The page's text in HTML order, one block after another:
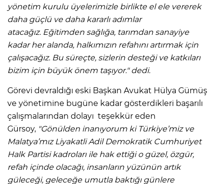
yönetim kurulu üyelerimizle birlikte el ele vererek
daha güçlü ve daha kararlı adımlar
atacağız. Eğitimden sağlığa, tarımdan sanayiye
kadar her alanda, halkımızın refahını artırmak için
çalışacağız. Bu süreçte, sizlerin desteği ve katkıları
bizim için büyük önem taşıyor." dedi.
Görevi devraldığı eski Başkan Avukat Hülya Gümüş
ve yönetimine bugüne kadar gösterdikleri başarılı
çalışmalarından dolayı teşekkür eden
Gürsoy, "Gönülden inanıyorum ki Türkiye’miz ve
Malatya’mız Liyakatli Adil Demokratik Cumhuriyet
Halk Partisi kadroları ile hak ettiği o güzel, özgür,
refah içinde olacağı, insanların yüzünün artık
güleceği, geleceğe umutla baktığı günlere